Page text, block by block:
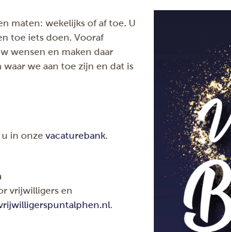
maten: wekelijks of af toe. U
toe iets doen. Vooraf
wensen en maken daar
we aan toe zijn en dat is
in onze vacaturebank.
vrijwilligers en
.